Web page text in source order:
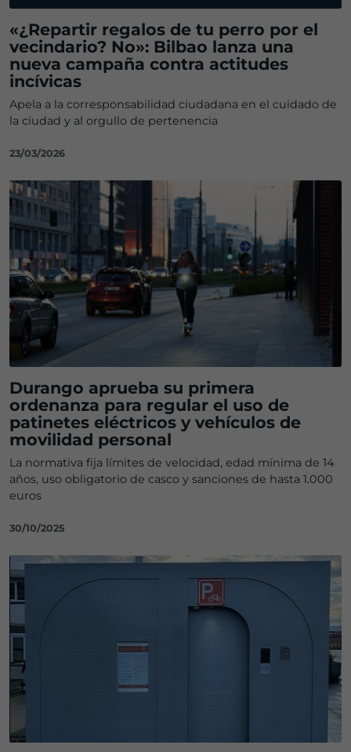
«¿Repartir regalos de tu perro por el
vecindario? No»: Bilbao lanza una
nueva campaña contra actitudes
incívicas
Apela a la corresponsabilidad ciudadana en el cuidado de
la ciudad y al orgullo de pertenencia
23/03/2026
Durango aprueba su primera
ordenanza para regular el uso de
patinetes eléctricos y vehículos de
movilidad personal
La normativa fija límites de velocidad, edad mínima de 14
años, uso obligatorio de casco y sanciones de hasta 1.000
euros
30/10/2025